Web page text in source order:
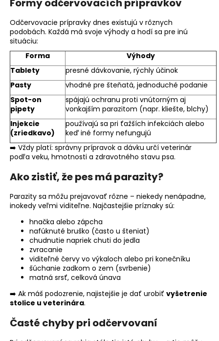
Formy odčervovacích prípravkov
Odčervovacie prípravky dnes existujú v rôznych
podobách. Každá má svoje výhody a hodí sa pre inú
situáciu:
Forma
Výhody
Tablety
presné dávkovanie, rýchly účinok
Pasty
vhodné pre šteňatá, jednoduché podanie
Spot-on
pipety
spájajú ochranu proti vnútorným aj
vonkajším parazitom (napr. kliešte, blchy)
Injekcie
(zriedkavo)
používajú sa pri ťažších infekciách alebo
keď iné formy nefungujú
➡️ Vždy platí: správny prípravok a dávku určí veterinár
podľa veku, hmotnosti a zdravotného stavu psa.
Ako zistiť, že pes má parazity?
Parazity sa môžu prejavovať rôzne – niekedy nenápadne,
inokedy veľmi viditeľne. Najčastejšie príznaky sú:
hnačka alebo zápcha
nafúknuté bruško (často u šteniat)
chudnutie napriek chuti do jedla
zvracanie
viditeľné červy vo výkaloch alebo pri konečníku
šúchanie zadkom o zem (svrbenie)
matná srsť, celková únava
➡️ Ak máš podozrenie, najistejšie je dať urobiť vyšetrenie
stolice u veterinára.
Časté chyby pri odčervovaní